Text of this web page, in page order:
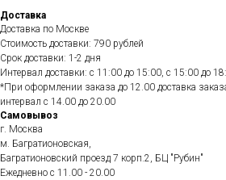
Доставка
Доставка по Москве
Стоимость доставки: 790 рублей
Срок доставки: 1-2 дня
Интервал доставки: с 11:00 до 15:00, с 15:00 до
*При оформлении заказа до 12.00 доставка
интервал с 14.00 до 20.00
Самовывоз
г. Москва
м. Багратионовская,
Багратионовский проезд 7 корп.2, БЦ "Рубин"
Ежедневно c 11.00 - 20.00